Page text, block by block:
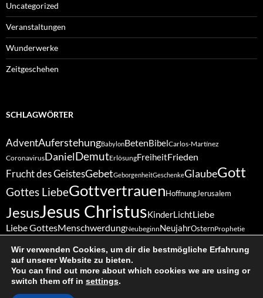
Uncategorized
Veranstaltungen
Wunderwerke
Zeitgeschehen
SCHLAGWÖRTER
AdventAuferstehungBabylonBetenBibelCarlos-Martínez
CoronavirusDanielDemutErlösungFreiheitFrieden
Frucht des GeistesGebetGeborgenheitGeschenkeGlaubeGott
Gottes LiebeGottvertrauenHoffnungJerusalem
JesusJesus ChristusKinderLichtLiebe
Liebe GottesMenschwerdungNeubeginnNeujahrOsternProphetie
RuheRuhetag Sabbat SchöpfergottSchöpfungTreueVergebung
VertrauenWeihnachtenWunder
Wir verwenden Cookies, um dir die bestmögliche Erfahrung
auf unserer Website zu bieten.
You can find out more about which cookies we are using or
switch them off in settings.